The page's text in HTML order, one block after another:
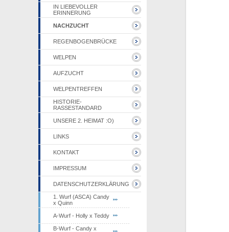
IN LIEBEVOLLER
ERINNERUNG
NACHZUCHT
REGENBOGENBRÜCKE
WELPEN
AUFZUCHT
WELPENTREFFEN
HISTORIE-
RASSESTANDARD
UNSERE 2. HEIMAT :O)
LINKS
KONTAKT
IMPRESSUM
DATENSCHUTZERKLÄRUNG
1. Wurf (ASCA) Candy
x Quinn
A-Wurf - Holly x Teddy
B-Wurf - Candy x